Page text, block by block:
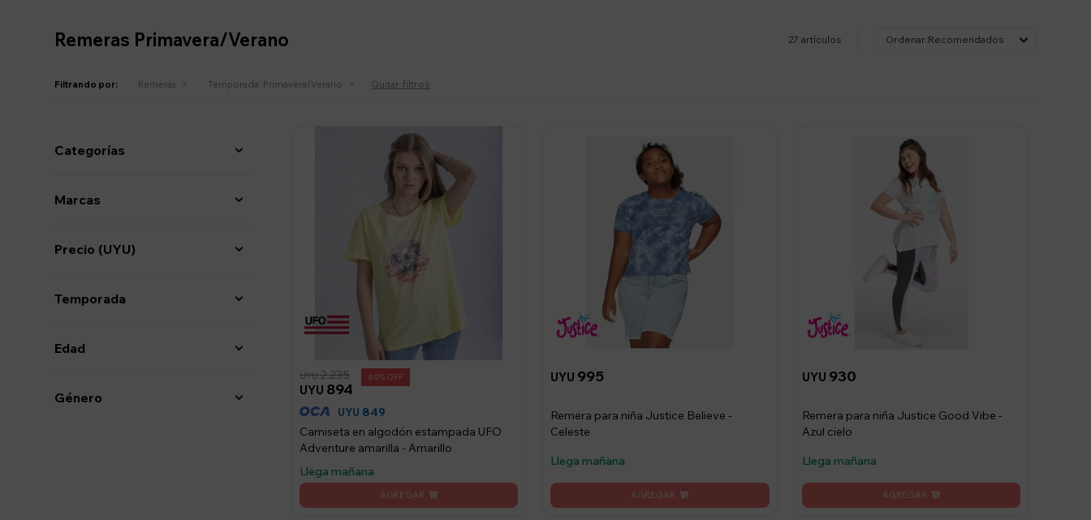
Remeras Primavera/Verano 27 artículos Recomendados
Filtrando por: Remeras Temporada: Primavera/Verano Quitar filtros
UYU 894
UYU 2.235 60
UYU 849
Camiseta en algodón estampada UFO
Adventure amarilla - Amarillo
Llega mañana
UYU 995
Remera para niña Justice Believe -
Celeste
Llega mañana
UYU 930
Remera para niña Justice Good Vibe -
Azul cielo
Llega mañana
Categorías
Marcas
Precio (UYU)
Temporada
Edad
Género